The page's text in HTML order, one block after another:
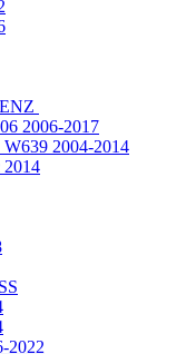
2006-2017
2004-2014
2014
2022